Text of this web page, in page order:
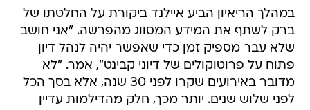
במהלך הריאיון הביע איילנד ביקורת על החלטתו של
ברק לשתף את המידע המסווג מהפרשה. "אני חושב
שלא עבר מספיק זמן כדי שאפשר יהיה לנהל דיון
פתוח על פרוטוקולים של דיוני קבינט", אמר. "לא
מדובר באירועים שקרו לפני 30 שנה, אלא בסך הכל
לפני שלוש שנים. יותר מכך, חלק מהדילמות עדיין